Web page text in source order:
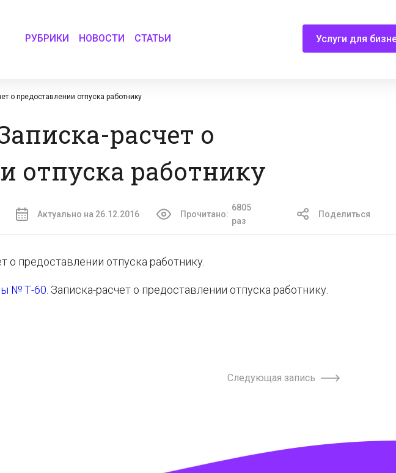
РУБРИКИ НОВОСТИ СТАТЬИ Услуги для
о предоставлении отпуска работнику
расчет о
отпуска работнику
Актуально на 26.12.2016 Прочитано:
6805
раз
Поделиться
о предоставлении отпуска работнику.
№ Т-60 . Записка-расчет о предоставлении отпуска работнику.
Следующая запись